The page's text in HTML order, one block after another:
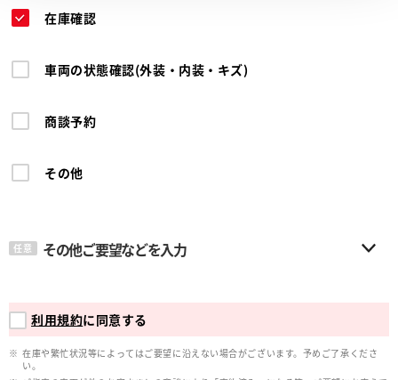
在庫確認
車両の状態確認(外装・内装・キズ)
商談予約
その他
任意 その他ご要望などを入力
利用規約に同意する
在庫や繁忙状況等によってはご要望に沿えない場合がございます。予めご了承くださ
い。